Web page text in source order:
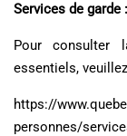
Services de
Pour
essentiels,
https://
personnes/